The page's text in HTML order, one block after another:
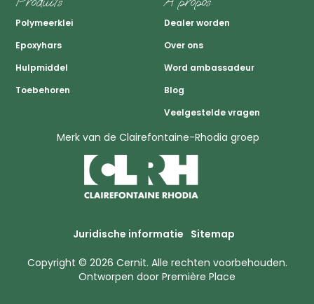
Polymeerklei
Epoxyhars
Hulpmiddel
Toebehoren
Dealer worden
Over ons
Word ambassadeur
Blog
Veelgestelde vragen
Merk van de Clairefontaine-Rhodia groep
Juridische informatie Sitemap
Copyright © 2026 Cernit. Alle rechten voorbehouden.
Ontworpen door Première Place